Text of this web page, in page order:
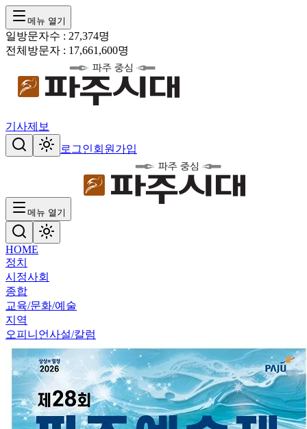
메뉴 열기
일방문자수 : 27,374명
전체방문자 : 17,661,600명
기사제보
로그인회원가입
메뉴 열기
HOME
정치
시정사회
종합
교육/문화/예술
지역
오피니언사설/칼럼